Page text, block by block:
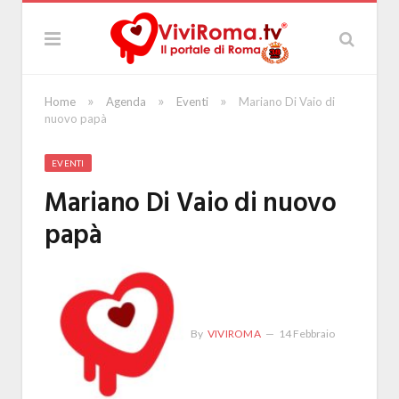
Home » Agenda » Eventi »
Mariano Di Vaio di
nuovo papà
EVENTI
Mariano Di Vaio di nuovo
papà
By VIVIROMA 14 Febbraio